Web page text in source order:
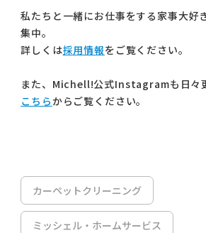
私たちと一緒にお仕事をする家事大好
集中。
詳しくは採用情報をご覧ください。
また、Michell!公式Instagramも日々
こちらからご覧ください。
カーペットクリーニング
ミッシェル・ホームサービス